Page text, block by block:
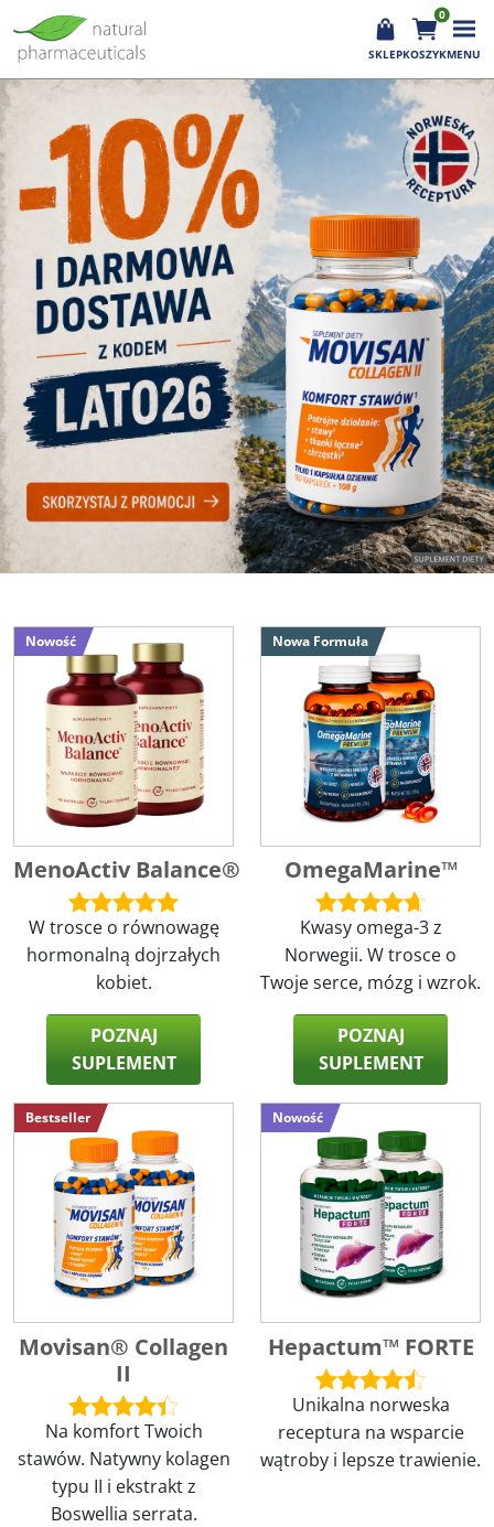
SKLEP
0
KOSZYKMENU
Nowość
MenoActiv Balance®
W trosce o równowagę
hormonalną dojrzałych
kobiet.
POZNAJ
SUPLEMENT
Nowa Formuła
OmegaMarine™
Kwasy omega-3 z
Norwegii. W trosce o
Twoje serce, mózg i wzrok.
POZNAJ
SUPLEMENT
Bestseller
Movisan® Collagen
II
Na komfort Twoich
stawów. Natywny kolagen
typu II i ekstrakt z
Boswellia serrata.
Nowość
Hepactum™ FORTE
Unikalna norweska
receptura na wsparcie
wątroby i lepsze trawienie.